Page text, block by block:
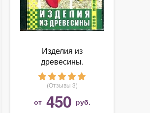
Изделия из
древесины.
Справочник
снабженца № 92.
(Отзывы 3)
от 450 руб.